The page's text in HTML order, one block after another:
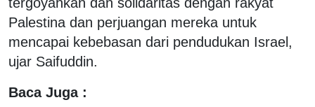
Palestina dan perjuangan mereka untuk
mencapai kebebasan dari pendudukan Israel,
ujar Saifuddin.
Baca Juga :